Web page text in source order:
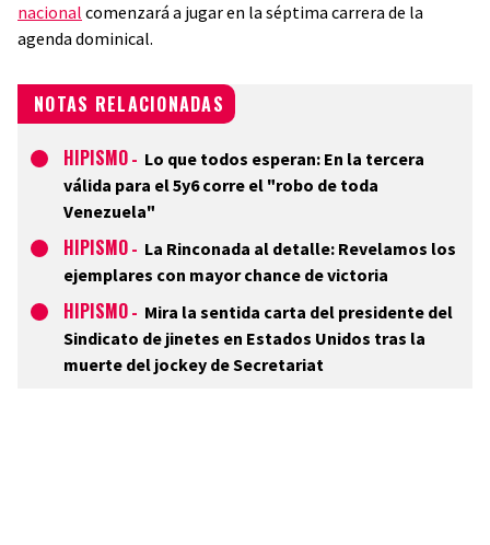
nacional comenzará a jugar en la séptima carrera de la
agenda dominical.
NOTAS RELACIONADAS
HIPISMO - Lo que todos esperan: En la tercera
válida para el 5y6 corre el "robo de toda
Venezuela"
HIPISMO - La Rinconada al detalle: Revelamos los
ejemplares con mayor chance de victoria
HIPISMO - Mira la sentida carta del presidente del
Sindicato de jinetes en Estados Unidos tras la
muerte del jockey de Secretariat